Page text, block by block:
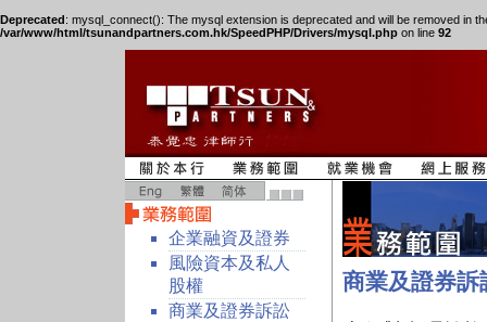
Deprecated: mysql_connect(): The mysql extension is deprecated and will be removed in
/var/www/html/tsunandpartners.com.hk/SpeedPHP/Drivers/mysql.php on line 92
企業融資及證券
風險資本及私人
股權
商業及證券訴訟
商業及證券訴